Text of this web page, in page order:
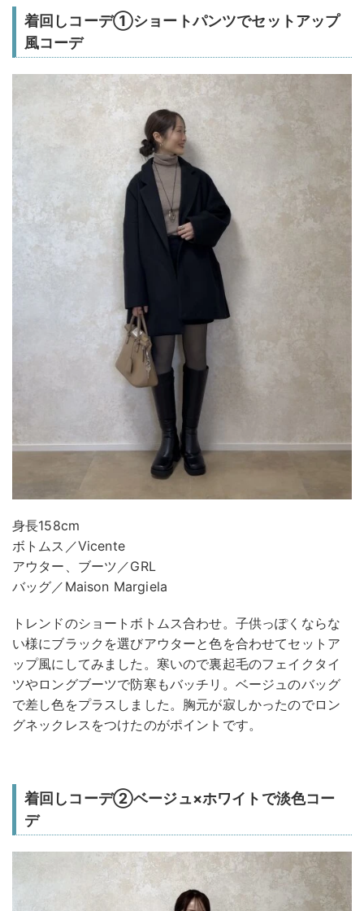
着回しコーデ①ショートパンツでセットアップ
風コーデ
身長158cm
ボトムス／Vicente
アウター、ブーツ／GRL
バッグ／Maison Margiela
トレンドのショートボトムス合わせ。子供っぽくならな
い様にブラックを選びアウターと色を合わせてセットア
ップ風にしてみました。寒いので裏起毛のフェイクタイ
ツやロングブーツで防寒もバッチリ。ベージュのバッグ
で差し色をプラスしました。胸元が寂しかったのでロン
グネックレスをつけたのがポイントです。
着回しコーデ②ベージュ×ホワイトで淡色コー
デ